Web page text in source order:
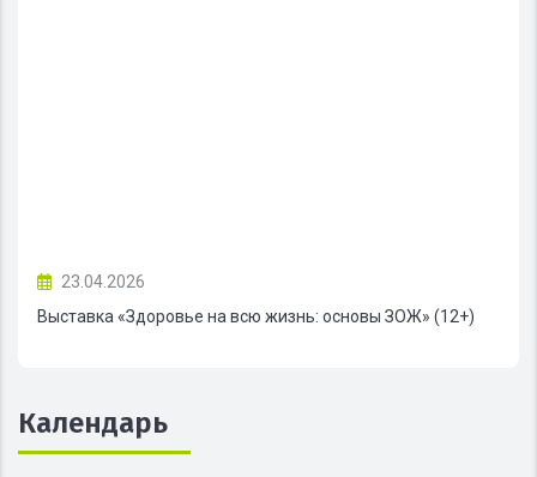
23.04.2026
Выставка «Здоровье на всю жизнь: основы ЗОЖ» (12+)
Календарь